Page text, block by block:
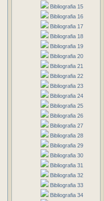
Bibliografia 15
Bibliografia 16
Bibliografia 17
Bibliografia 18
Bibliografia 19
Bibliografia 20
Bibliografia 21
Bibliografia 22
Bibliografia 23
Bibliografia 24
Bibliografia 25
Bibliografia 26
Bibliografia 27
Bibliografia 28
Bibliografia 29
Bibliografia 30
Bibliografia 31
Bibliografia 32
Bibliografia 33
Bibliografia 34